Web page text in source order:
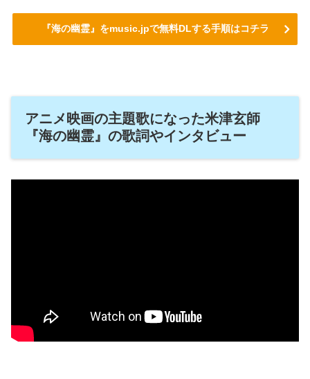
『海の幽霊』をmusic.jpで無料DLする手順はコチラ
アニメ映画の主題歌になった米津玄師
『海の幽霊』の歌詞やインタビュー